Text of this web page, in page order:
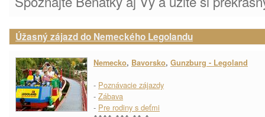
Úžasný zájazd do Nemeckého Legolandu
Nemecko, Bavorsko, Gunzburg - Legoland
- Poznávacie zájazdy
- Zábava
- Pre rodiny s deťmi